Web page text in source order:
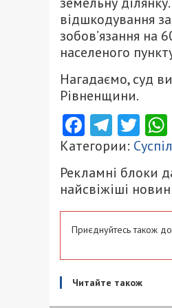
відшкодування
зобов’язання на
населеного
Нагадаємо, суд
Рівненщини.
Категории:
Рекламні блоки
найсвіжіші
Приєднуйтесь також
Читайте також